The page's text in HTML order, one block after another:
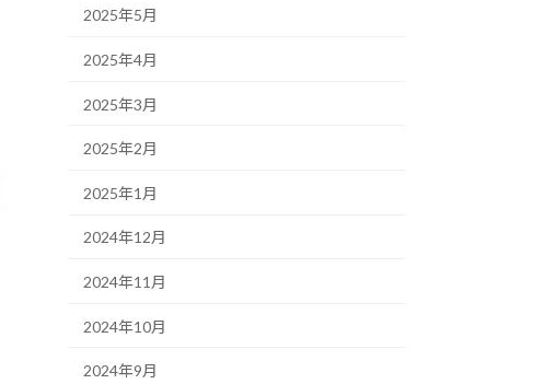
2025年5月
2025年4月
2025年3月
2025年2月
2025年1月
2024年12月
2024年11月
2024年10月
2024年9月